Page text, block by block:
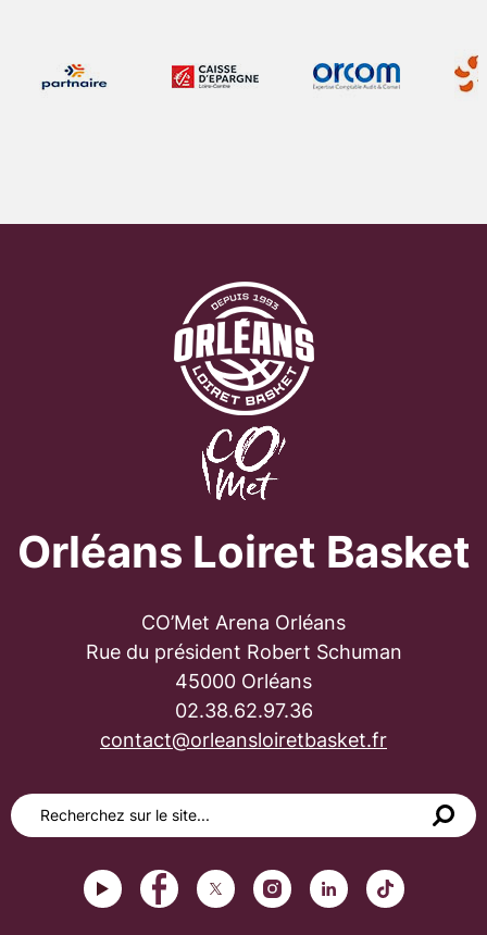
Orléans Loiret Basket
CO’Met Arena Orléans
Rue du président Robert Schuman
45000 Orléans
02.38.62.97.36
contact@orleansloiretbasket.fr